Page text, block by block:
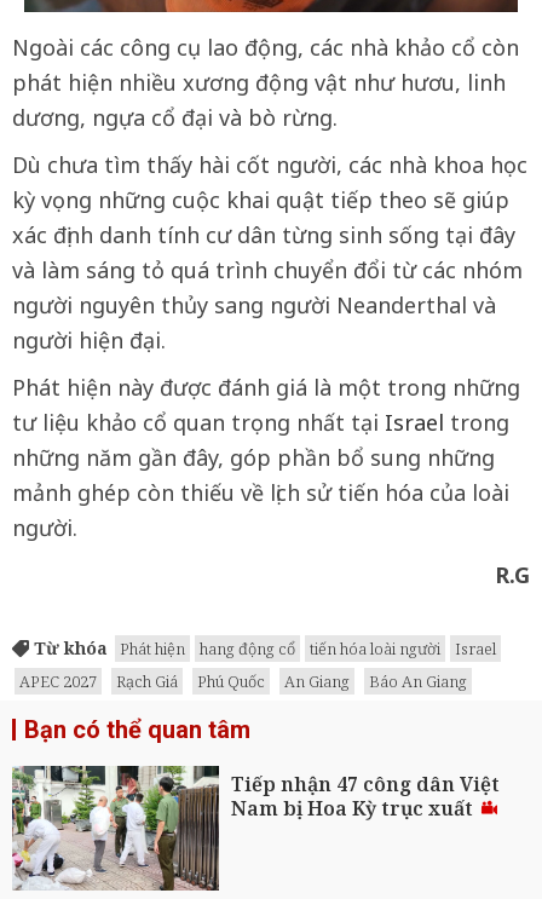
Ngoài các công cụ lao động, các nhà khảo cổ còn
phát hiện nhiều xương động vật như hươu, linh
dương, ngựa cổ đại và bò rừng.
Dù chưa tìm thấy hài cốt người, các nhà khoa học
kỳ vọng những cuộc khai quật tiếp theo sẽ giúp
xác định danh tính cư dân từng sinh sống tại đây
và làm sáng tỏ quá trình chuyển đổi từ các nhóm
người nguyên thủy sang người Neanderthal và
người hiện đại.
Phát hiện này được đánh giá là một trong những
tư liệu khảo cổ quan trọng nhất tại Israel trong
những năm gần đây, góp phần bổ sung những
mảnh ghép còn thiếu về lịch sử tiến hóa của loài
người.
R.G
Từ khóa Phát hiện hang động cổ tiến hóa loài người
Israel
APEC 2027
Rạch Giá Phú Quốc An Giang Báo An Giang
Bạn có thể quan tâm
Tiếp nhận 47 công dân Việt
Nam bị Hoa Kỳ trục xuất